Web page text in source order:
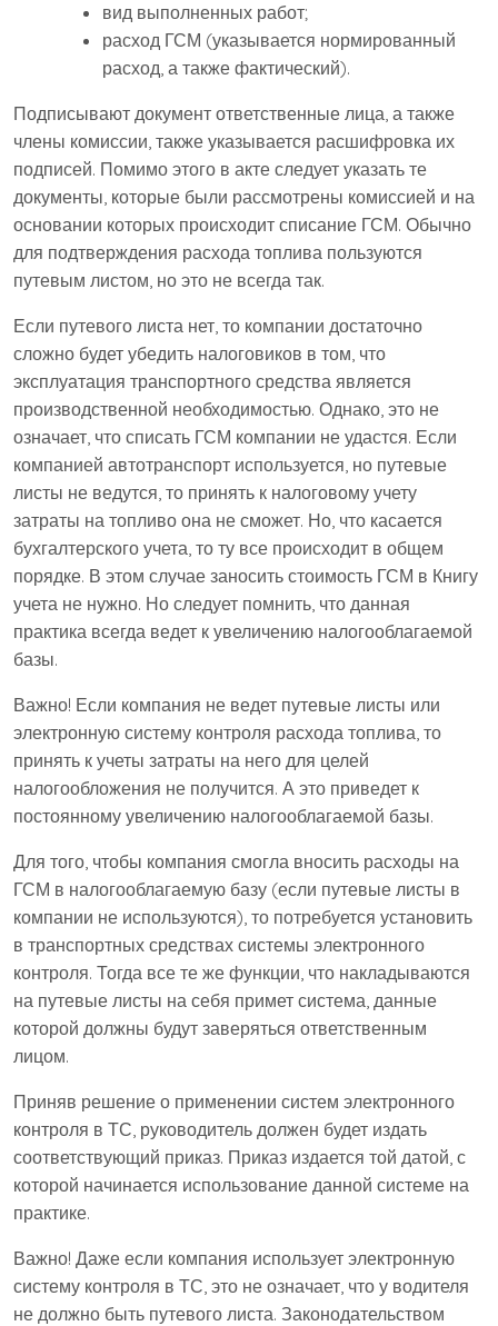
вид выполненных работ;
расход ГСМ (указывается нормированный
расход, а также фактический).
Подписывают документ ответственные лица, а также
члены комиссии, также указывается расшифровка их
подписей. Помимо этого в акте следует указать те
документы, которые были рассмотрены комиссией и на
основании которых происходит списание ГСМ. Обычно
для подтверждения расхода топлива пользуются
путевым листом, но это не всегда так.
Если путевого листа нет, то компании достаточно
сложно будет убедить налоговиков в том, что
эксплуатация транспортного средства является
производственной необходимостью. Однако, это не
означает, что списать ГСМ компании не удастся. Если
компанией автотранспорт используется, но путевые
листы не ведутся, то принять к налоговому учету
затраты на топливо она не сможет. Но, что касается
бухгалтерского учета, то ту все происходит в общем
порядке. В этом случае заносить стоимость ГСМ в Книгу
учета не нужно. Но следует помнить, что данная
практика всегда ведет к увеличению налогооблагаемой
базы.
Важно! Если компания не ведет путевые листы или
электронную систему контроля расхода топлива, то
принять к учеты затраты на него для целей
налогообложения не получится. А это приведет к
постоянному увеличению налогооблагаемой базы.
Для того, чтобы компания смогла вносить расходы на
ГСМ в налогооблагаемую базу (если путевые листы в
компании не используются), то потребуется установить
в транспортных средствах системы электронного
контроля. Тогда все те же функции, что накладываются
на путевые листы на себя примет система, данные
которой должны будут заверяться ответственным
лицом.
Приняв решение о применении систем электронного
контроля в ТС, руководитель должен будет издать
соответствующий приказ. Приказ издается той датой, с
которой начинается использование данной системе на
практике.
Важно! Даже если компания использует электронную
систему контроля в ТС, это не означает, что у водителя
не должно быть путевого листа. Законодательством